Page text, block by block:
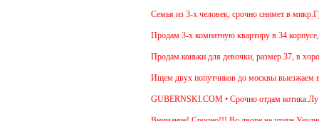
Семья из 3-х человек, срочно снимет в
Продам 3-х комнатную квартиру в 34 корпусе,
Продам коньки для девочки, размер 37, в
Ищем двух попутчиков до москвы выезжаем в
GUBERNSKI.COM • Срочно отдам